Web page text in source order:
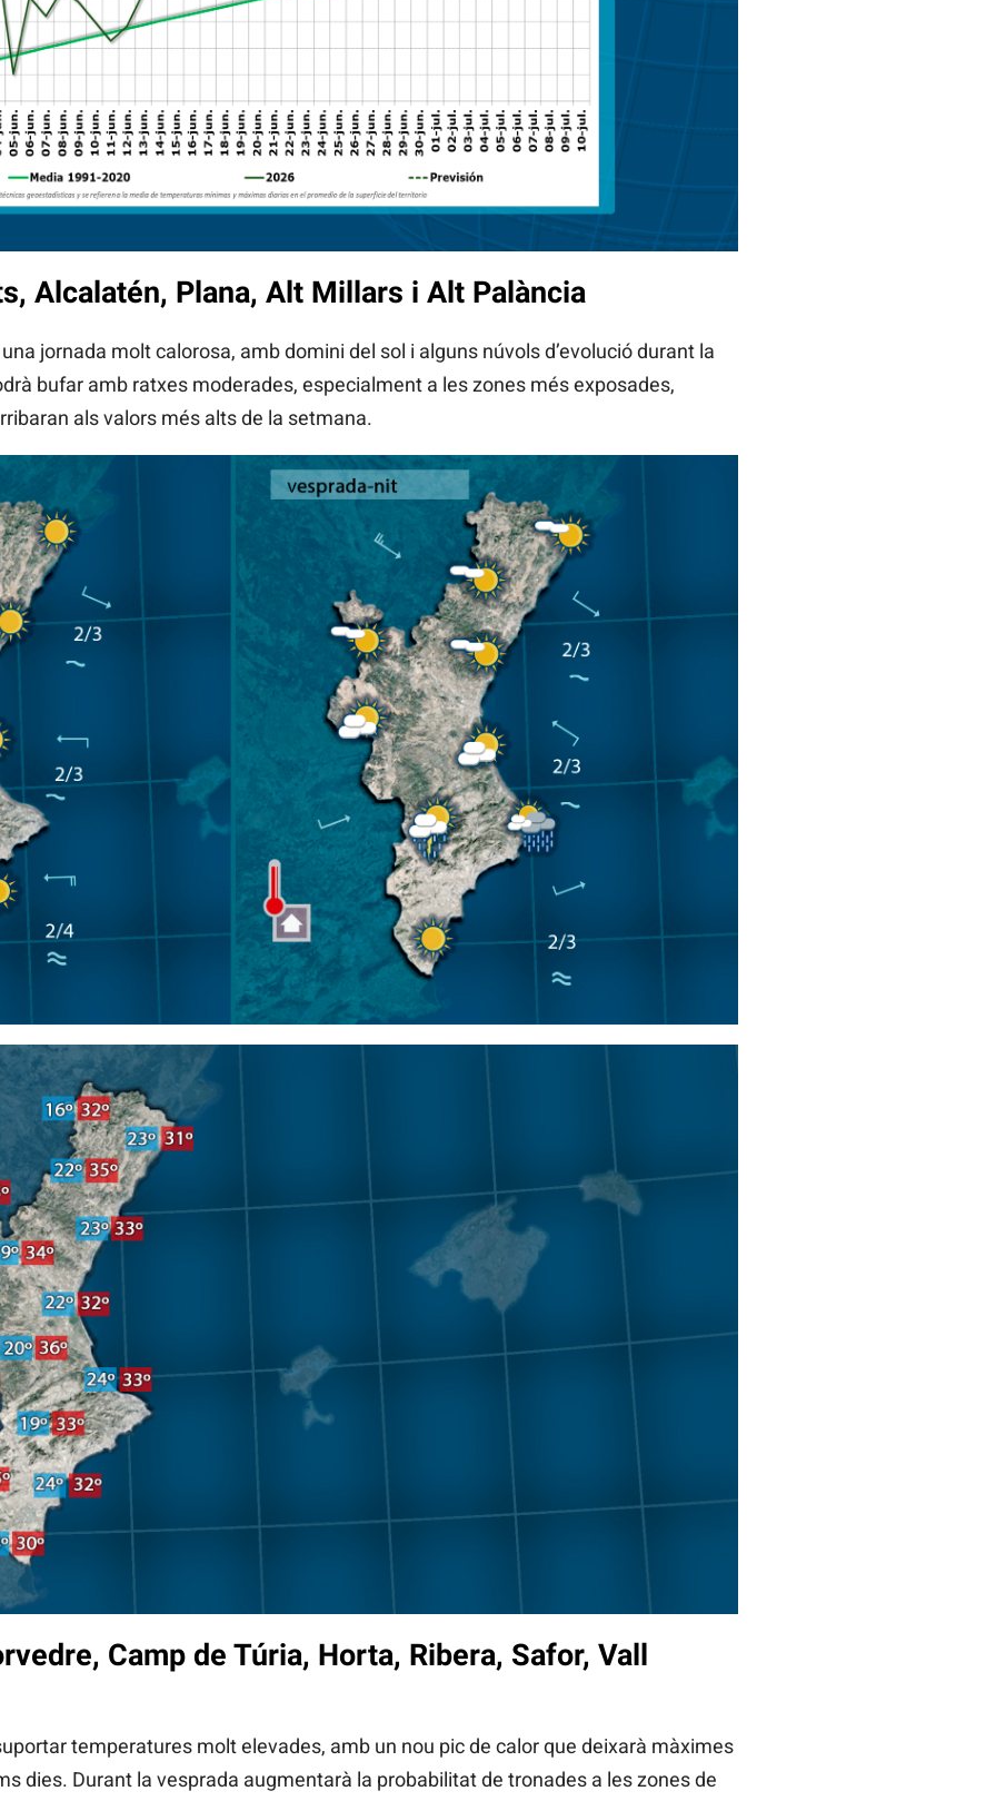
Alcalatén, Plana, Alt Millars i Alt Palància
jornada molt calorosa, amb domini del sol i alguns núvols d’evolució durant la
bufar amb ratxes moderades, especialment a les zones més exposades,
als valors més alts de la setmana.
Camp de Túria, Horta, Ribera, Safor, Vall
temperatures molt elevades, amb un nou pic de calor que deixarà màximes
dies. Durant la vesprada augmentarà la probabilitat de tronades a les zones de